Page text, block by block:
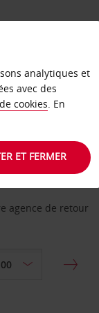
agence de retour
analytiques et
avec des
cookies. En
ET FERMER